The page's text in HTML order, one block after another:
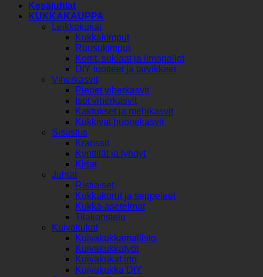
Kesäjuhlat
KUKKAKAUPPA
Leikkokukat
Kukkakimput
Ruusukimput
Kortit, suklaat ja ilmapallot
DIY tuotteet ja tarvikkeet
Viherkasvit
Pienet viherkasvit
Isot viherkasvit
Kaktukset ja mehikasvit
Kukkivat huonekasvit
Sisustus
Kranssit
Kynttilät ja lyhdyt
Kirjat
Juhlat
Ristiäiset
Kukkakorut ja seppeleet
Kukka-asetelmat
Tilakoristelu
Kuivakukat
Kuivakukkamallisto
Kuivakukkatyöt
Kuivakukat irto
Kuivakukka DIY